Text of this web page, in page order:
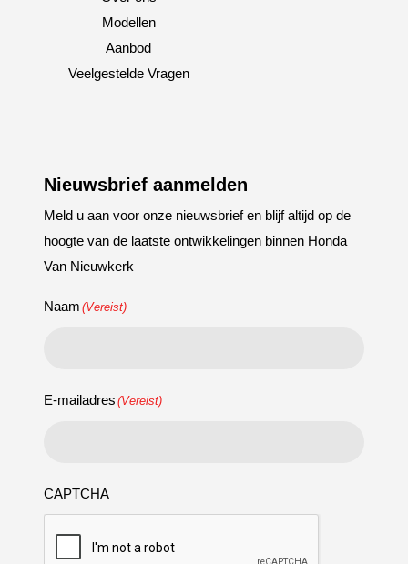
Modellen
Aanbod
Veelgestelde Vragen
Nieuwsbrief aanmelden
Meld u aan voor onze nieuwsbrief en blijf altijd op de
hoogte van de laatste ontwikkelingen binnen Honda
Van Nieuwkerk
Naam (Vereist)
E-mailadres (Vereist)
CAPTCHA